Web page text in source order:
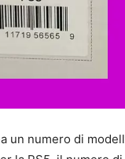
un numero di